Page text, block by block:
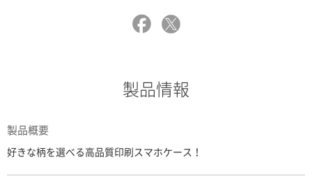
製品情報
製品概要
好きな柄を選べる高品質印刷スマホケース！